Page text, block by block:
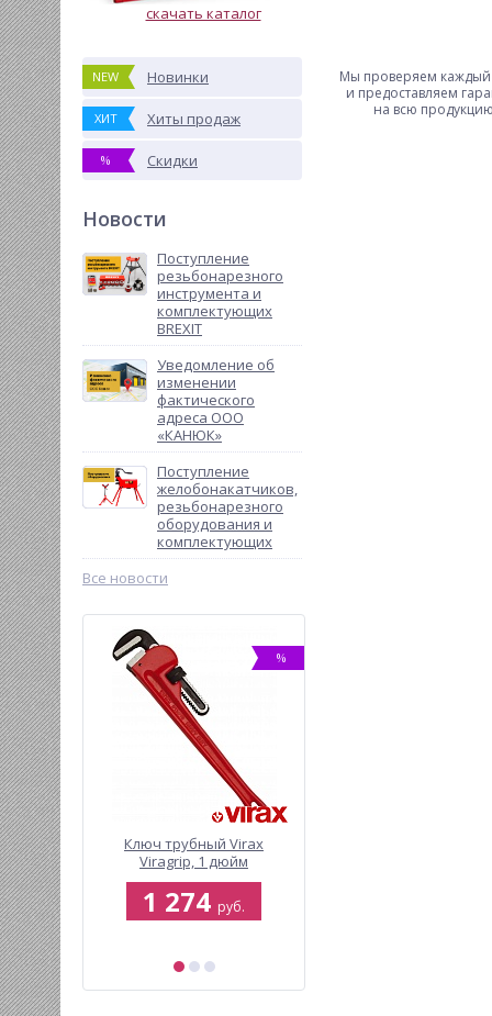
скачать каталог
NEW Новинки
ХИТ Хиты продаж
% Скидки
Новости
Поступление
резьбонарезного
инструмента и
комплектующих
BREXIT
Уведомление об
изменении
фактического
адреса ООО
«КАНЮК»
Поступление
желобонакатчиков,
резьбонарезного
оборудования и
комплектующих
Все новости
ХИТ
-8%
для
без
руб.
%
Ключ трубный Virax
Viragrip, 1 дюйм
1 274 руб.
Мы проверяем каждый
и предоставляем
на всю